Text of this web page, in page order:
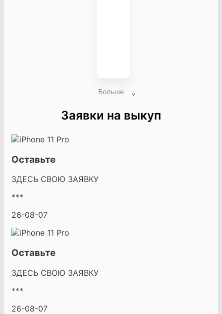
Больше
Заявки на выкуп
Оставьте
ЗДЕСЬ СВОЮ ЗАЯВКУ
***
26-08-07
Оставьте
ЗДЕСЬ СВОЮ ЗАЯВКУ
***
26-08-07